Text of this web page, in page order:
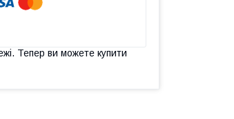
Тепер ви можете купити